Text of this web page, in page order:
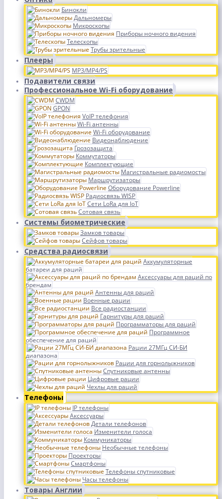
Бинокли
Дальномеры
Микроскопы
Приборы ночного видения
Телескопы
Трубы зрительные
Плееры
MP3/MP4/PS
Подавители связи
Профессиональное Wi-Fi оборудование
CWDM
GPON
VoIP телефония
Wi-Fi антенны
Wi-Fi оборудование
Видеонаблюдение
Грозозащита
Коммутаторы
Комплектующие
Магистральные радиомосты
Маршрутизаторы
Оборудование Powerline
Радиосвязь WISP
Сети LoRa для IoT
Сотовая связь
Системы биометрические
Замков товары
Сейфов товары
Средства радиосвязи
Аккумуляторные
батареи для раций
Аксессуары для раций по
брендам
Антенны для раций
Военные рации
Все радиостанции
Гарнитуры для раций
Программаторы для раций
Программное
обеспечение для раций
Рации 27МГц СИ-БИ
диапазона
Рации для горнолыжников
Спутниковые антенны
Цифровые рации
Чехлы для раций
Телефоны
IP телефоны
Аксессуары
Детали телефонов
Изменители голоса
Коммуникаторы
Необычные телефоны
Проекторы
Смартфоны
Телефоны спутниковые
Часы телефоны
Товары Англии